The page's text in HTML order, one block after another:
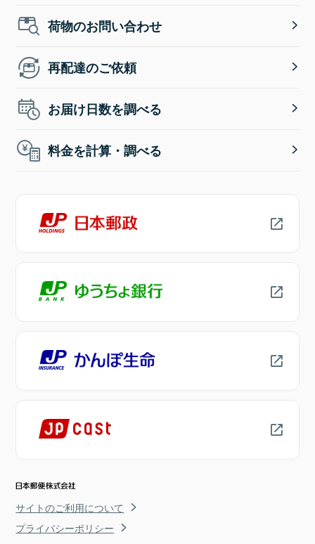
荷物のお問い合わせ
再配達のご依頼
お届け日数を調べる
料金を計算・調べる
サイトのご利用について
プライバシーポリシー